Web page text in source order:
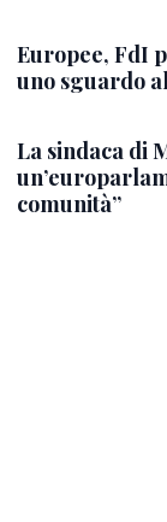
Europee, FdI
uno sguardo
La sindaca di
comunità”